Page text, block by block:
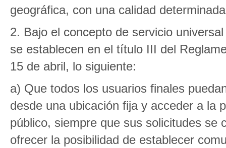
geográfica, con una calidad
2. Bajo el concepto de servicio
se establecen en el título III del
15 de abril, lo siguiente:
a) Que todos los usuarios finales
desde una ubicación fija y acceder a la
público, siempre que sus solicitudes se
ofrecer la posibilidad de establecer